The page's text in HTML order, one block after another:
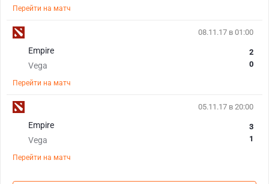
Перейти на матч
08.11.17 в 01:00
Empire
Vega
2
0
Перейти на матч
05.11.17 в 20:00
Empire
Vega
3
1
Перейти на матч